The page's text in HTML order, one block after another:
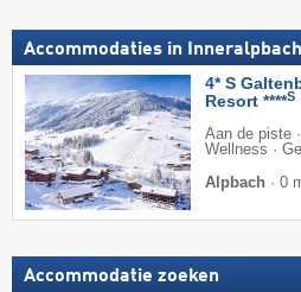
Accommodaties in Inneralpbach
4* S
Resort ****S
Aan de piste
Wellness ·
Alpbach · 0
Accommodatie zoeken